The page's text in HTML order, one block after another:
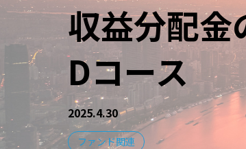
収益分配金
Dコース
2025.4.30
ファンド関連